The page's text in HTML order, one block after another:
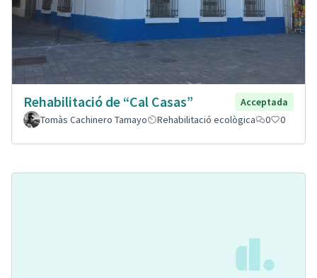
Rehabilitació de “Cal Casas”
Acceptada
Tomàs Cachinero Tamayo
Rehabilitació ecològica 0 0